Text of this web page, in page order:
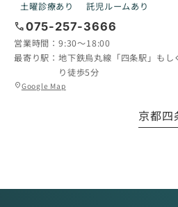
土曜診療あり 託児ルームあり
call075-257-3666
営業時間： 9:30〜18:00
最寄り駅： 地下鉄烏丸線「四条駅」も
り徒歩5分
location_onGoogle Map
グ
京都四